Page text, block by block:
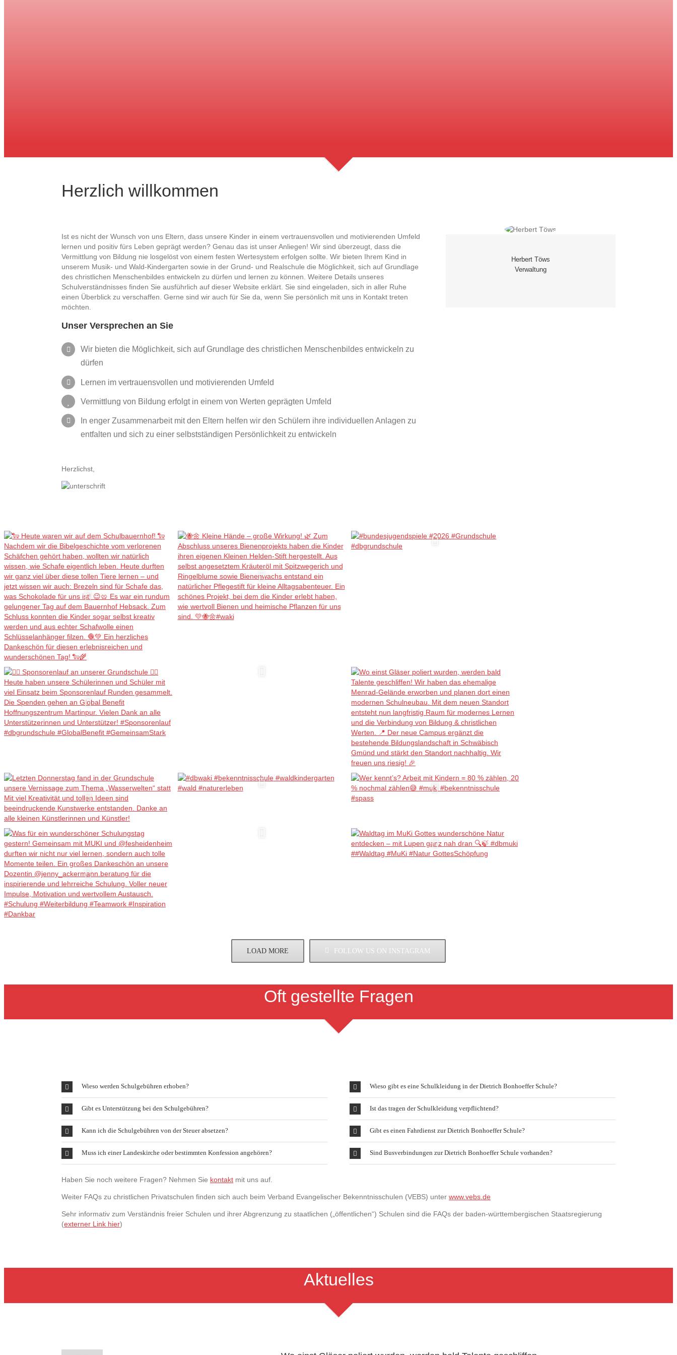
Herzlich willkommen
Ist es nicht der Wunsch von uns Eltern, dass unsere Kinder in einem vertrauensvollen und motivierenden Umfeld
lernen und positiv fürs Leben geprägt werden? Genau das ist unser Anliegen! Wir sind überzeugt, dass die
Vermittlung von Bildung nie losgelöst von einem festen Wertesystem erfolgen sollte. Wir bieten Ihrem Kind in
unserem Musik- und Wald-Kindergarten sowie in der Grund- und Realschule die Möglichkeit, sich auf Grundlage
des christlichen Menschenbildes entwickeln zu dürfen und lernen zu können. Weitere Details unseres
Schulverständnisses finden Sie ausführlich auf dieser Website erklärt. Sie sind eingeladen, sich in aller Ruhe
einen Überblick zu verschaffen. Gerne sind wir auch für Sie da, wenn Sie persönlich mit uns in Kontakt treten
möchten.
Unser Versprechen an Sie
Wir bieten die Möglichkeit, sich auf Grundlage des christlichen Menschenbildes entwickeln zu
dürfen
Lernen im vertrauensvollen und motivierenden Umfeld
Vermittlung von Bildung erfolgt in einem von Werten geprägten Umfeld
In enger Zusammenarbeit mit den Eltern helfen wir den Schülern ihre individuellen Anlagen zu
entfalten und sich zu einer selbstständigen Persönlichkeit zu entwickeln
Herzlichst,
Herbert Töws
Verwaltung
LOAD MORE FOLLOW US ON INSTAGRAM
Oft gestellte Fragen
Wieso werden Schulgebühren erhoben?
Gibt es Unterstützung bei den Schulgebühren?
Kann ich die Schulgebühren von der Steuer absetzen?
Muss ich einer Landeskirche oder bestimmten Konfession angehören?
Wieso gibt es eine Schulkleidung in der Dietrich Bonhoeffer Schule?
Ist das tragen der Schulkleidung verpflichtend?
Gibt es einen Fahrdienst zur Dietrich Bonhoeffer Schule?
Sind Busverbindungen zur Dietrich Bonhoeffer Schule vorhanden?
Haben Sie noch weitere Fragen? Nehmen Sie kontakt mit uns auf.
Weiter FAQs zu christlichen Privatschulen finden sich auch beim Verband Evangelischer Bekenntnisschulen (VEBS) unter www.vebs.de
Sehr informativ zum Verständnis freier Schulen und ihrer Abgrenzung zu staatlichen („öffentlichen“) Schulen sind die FAQs der baden-württembergischen Staatsregierung
(externer Link hier)
Aktuelles